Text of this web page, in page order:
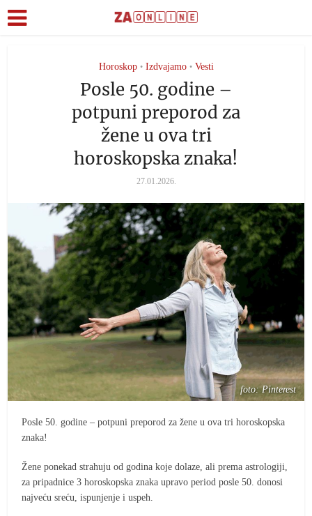
Horoskop • Izdvajamo • Vesti
Posle 50. godine –
potpuni preporod za
žene u ova tri
horoskopska znaka!
27.01.2026.
foto: Pinterest
Posle 50. godine – potpuni preporod za žene u ova tri horoskopska
znaka!
Žene ponekad strahuju od godina koje dolaze, ali prema astrologiji,
za pripadnice 3 horoskopska znaka upravo period posle 50. donosi
najveću sreću, ispunjenje i uspeh.